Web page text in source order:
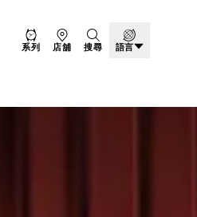
系列 店舖 搜尋 語言